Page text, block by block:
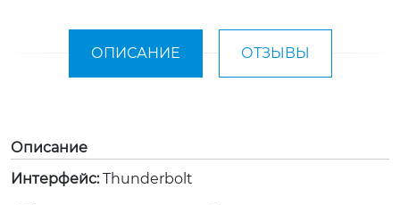
ОПИСАНИЕ ОТЗЫВЫ
Описание
Интерфейс:Thunderbolt